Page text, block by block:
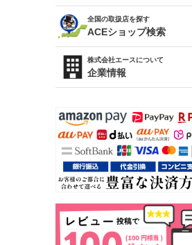
アルテッツァ
プロボックス
RAV4
スカイライン
（ER34/R33/ECR33/R32）
キャラバン
ローレル
セフィーロ
雑貨・ステーショナリー
ベビー用品
全国の取扱店を探す
ACEショップ検索
株式会社エースについて
企業情報